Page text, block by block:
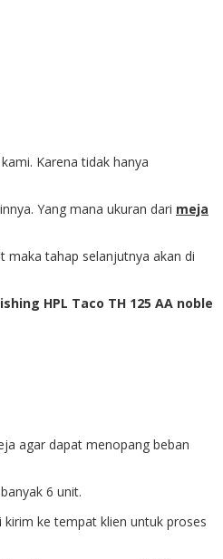
Karena tidak hanya
Yang mana ukuran dari meja
maka tahap selanjutnya akan di
HPL Taco TH 125 AA noble
agar dapat menopang beban
6 unit.
ke tempat klien untuk proses